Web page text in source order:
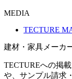
MEDIA
TECTURE
建材・家具メーカ
TECTUREへの掲
や、サンプル請求